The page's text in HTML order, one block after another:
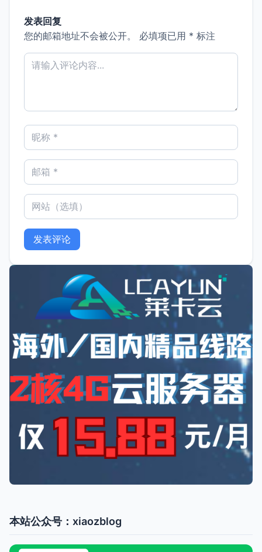
发表回复
您的邮箱地址不会被公开。
必填项已用 * 标注
本站公众号：xiaozblog